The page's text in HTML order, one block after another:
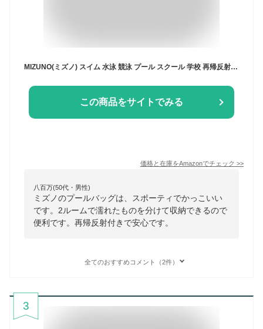
MIZUNO(ミズノ) スイム 水泳 競泳 プール スクール 学校 再帰反射付き プールバッグ 10リットル ジュニア N3JDB001 82：82：ネイビー×サックス
この商品をサイトでみる
価格と在庫をAmazonでチェック >>
八百万(50代・男性)
ミズノのプールバッグは、スポーティでかっこいい
です。2ルームで濡れたものを分けて収納できるので
便利です。再帰反射付きで安心です。
全てのおすすめコメント（2件）
3